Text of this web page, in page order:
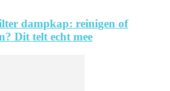
dampkap: reinigen of
Dit telt echt mee